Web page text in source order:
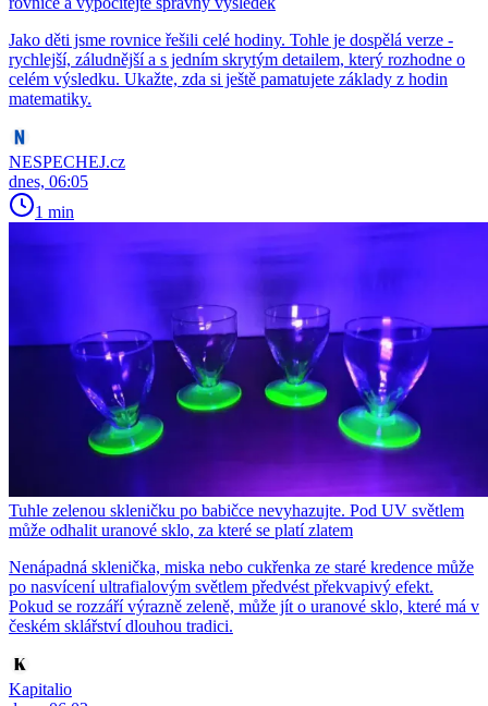
Jako děti jsme rovnice řešili celé hodiny. Tohle je dospělá verze -
rychlejší, záludnější a s jedním skrytým detailem, který rozhodne o
celém výsledku. Ukažte, zda si ještě pamatujete základy z hodin
matematiky.
NESPECHEJ.cz
dnes, 06:05
1 min
Tuhle zelenou skleničku po babičce nevyhazujte. Pod UV světlem
může odhalit uranové sklo, za které se platí zlatem
Nenápadná sklenička, miska nebo cukřenka ze staré kredence může
po nasvícení ultrafialovým světlem předvést překvapivý efekt.
Pokud se rozzáří výrazně zeleně, může jít o uranové sklo, které má v
českém sklářství dlouhou tradici.
Kapitalio